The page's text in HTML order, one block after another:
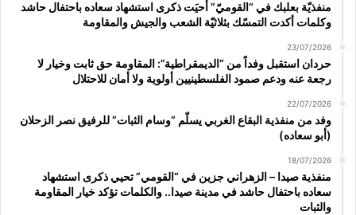
منفذيّة بعلبك في “القوميّ” أحيَت ذكرى استشهاد سعاده باحتفال حاشد
وكلمات أكدت التمسّك بثلاثيّة الشعب والجيش والمقاومة
23/07/2026
حردان استقبل وفداً من “الديمقراطية”: المقاومة حق ثابت وخيار لا
رجعة عنه ودعم صمود الفلسطينيين أولوية ولا أمان للاحتلال
22/07/2026
وفد من منفذية البقاع الغربي يسلّم “وسام الثبات” للرفيق نصر الزحلان
(أبو سعاده)
18/07/2026
منفذية صيدا – الزهراني جزين في “القومي” تحيي ذكرى استشهاد
سعاده باحتفال حاشد في مدينة صيدا.. والكلمات تؤكد خيار المقاومة
والثبات